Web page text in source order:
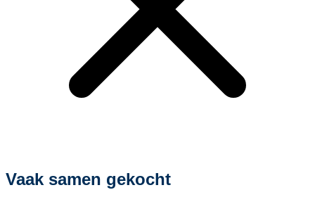
Vaak samen gekocht